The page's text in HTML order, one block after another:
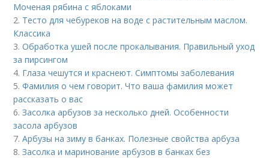
Моченая рябина с яблоками
2. Тесто для чебуреков на воде с растительным маслом.
Классика
3.Обработка ушей после прокалывания. Правильный уход
за пирсингом
4. Глаза чешутся и краснеют. Симптомы заболевания
5.Фамилия о чем говорит. Что ваша фамилия может
рассказать о вас
6.Засолка арбузов за несколько дней. Особенности
засола арбузов
7.Арбузы на зиму в банках. Полезные свойства арбуза
8.Засолка и маринование арбузов в банках без